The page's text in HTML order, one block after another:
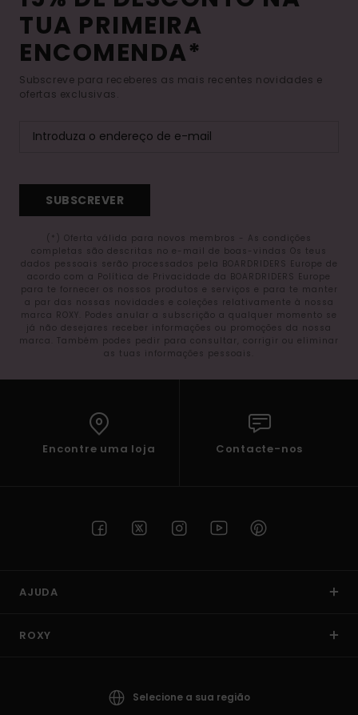
TUA PRIMEIRA
ENCOMENDA*
Subscreve para receberes as mais recentes novidades e
ofertas exclusivas.
SUBSCREVER
(*) Oferta válida para novos membros - As condições
completas são descritas no e-mail de boas-vindas Os teus
dados pessoais serão processados pela BOARDRIDERS Europe de
acordo com a Política de Privacidade da BOARDRIDERS Europe
para te fornecer os nossos produtos e serviços e para te manter
a par das nossas novidades e coleções relativamente à nossa
marca ROXY. Podes anular a subscrição a qualquer momento se
já não desejares receber informações ou promoções da nossa
marca. Também podes pedir para consultar, corrigir ou eliminar
as tuas informações pessoais.
Encontre uma loja Contacte-nos
AJUDA
ROXY
Selecione a sua região